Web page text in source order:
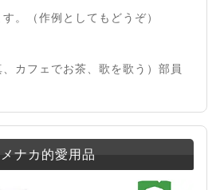
。（作例としてもどうぞ）
カフェでお茶、歌を歌う）部員
ナカ的愛用品